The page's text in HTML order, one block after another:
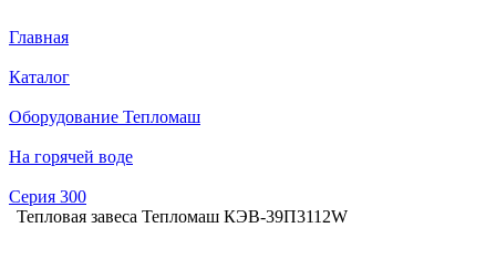
Главная
Каталог
Оборудование Тепломаш
На горячей воде
Серия 300
Тепловая завеса Тепломаш КЭВ-39П3112W